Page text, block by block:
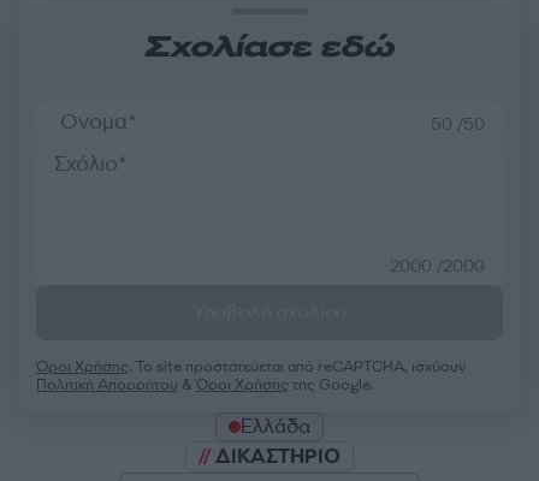
Σχολίασε εδώ
50 /50
2000 /2000
Όροι Χρήσης. Το site προστατεύεται από reCAPTCHA, ισχύουν
Πολιτική Απορρήτου &Όροι Χρήσης της Google.
Ελλάδα
ΔΙΚΑΣΤΗΡΙΟ